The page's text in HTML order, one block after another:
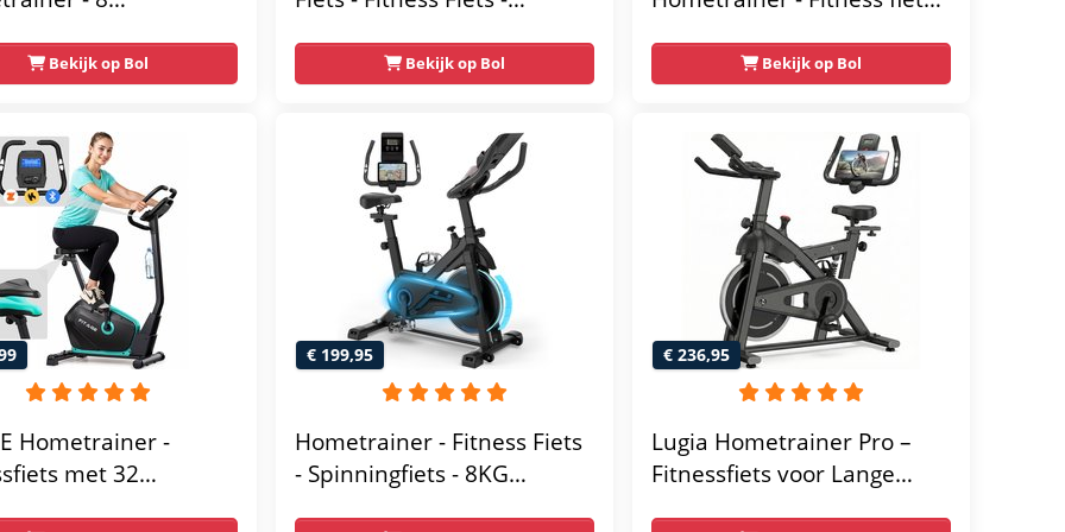
-
zadel - Display
- Max.
Gebruikersgewicht -
Bekijk op Bol
Hartslagsensoren -
Gemakkelijk te
transporteren -
Antislippedalen - Homegym
- Stabiele structuur - Max.
gebruikersgewicht 110 kg -
Zwart en Blauw
Bekijk op Bol
Tablethouder -
Hartslagfunctie en
transportwielen
Bekijk op Bol
Hometrainer -
met 32
€ 199,95
Hometrainer - Fitness Fiets
- Spinningfiets - 8KG
€ 236,95
Lugia Hometrainer Pro –
Fitnessfiets voor Lange